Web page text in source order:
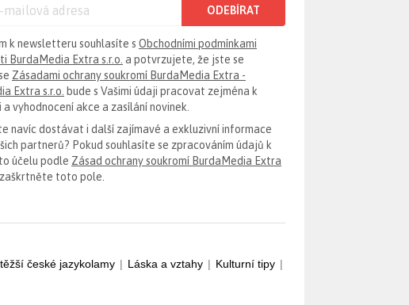
ODEBÍRAT
k newsletteru souhlasíte s Obchodními podmínkami
BurdaMedia Extra s.r.o. a potvrzujete, že jste se
Zásadami ochrany soukromí BurdaMedia Extra -
Extra s.r.o. bude s Vašimi údaji pracovat zejména k
vyhodnocení akce a zasílání novinek.
navíc dostávat i další zajímavé a exkluzivní informace
partnerů? Pokud souhlasíte se zpracováním údajů k
účelu podle Zásad ochrany soukromí BurdaMedia Extra
toto pole.
české jazykolamy | Láska a vztahy | Kulturní tipy |